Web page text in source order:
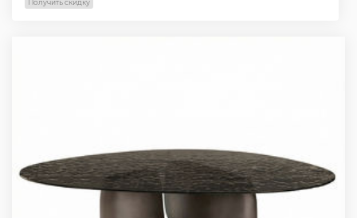
Получить скидку